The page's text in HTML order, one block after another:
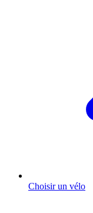
Choisir un vélo